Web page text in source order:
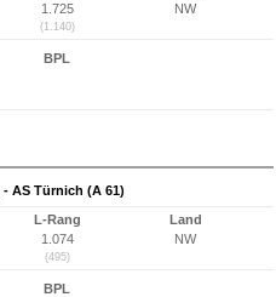
1.725
(1.140)
NW
BPL
AS Türnich (A 61)
L-Rang
1.074
(495)
Land
NW
BPL